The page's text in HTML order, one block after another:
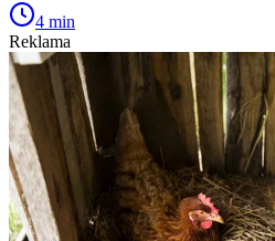
4 min
Reklama